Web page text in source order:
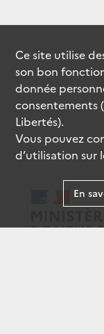
Ce site utilise
son bon
donnée
consentements
Libertés).
Vous pouvez
d’utilisation sur
En